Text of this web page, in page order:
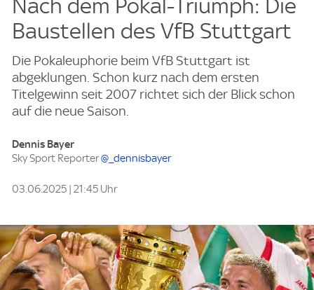
Nach dem Pokal-Triumph: Die
Baustellen des VfB Stuttgart
Die Pokaleuphorie beim VfB Stuttgart ist
abgeklungen. Schon kurz nach dem ersten
Titelgewinn seit 2007 richtet sich der Blick schon
auf die neue Saison.
Dennis Bayer
Sky Sport Reporter@_dennisbayer
03.06.2025 | 21:45 Uhr